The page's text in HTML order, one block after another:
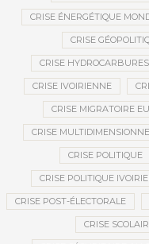
CRISE ÉNERGÉTIQUE
CRISE
CRISE
CRISE IVOIRIENNE
CRISE MIGRATOIRE
CRISE
CRISE POLITIQUE
CRISE POLITIQUE
CRISE POST-ÉLECTORALE
CRISE